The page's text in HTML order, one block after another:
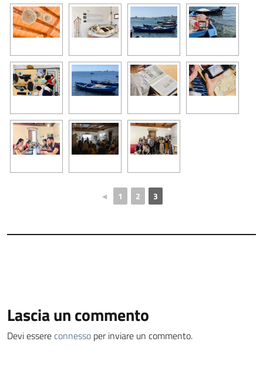
◄ 1 2 3
Lascia un commento
Devi essere connesso per inviare un commento.